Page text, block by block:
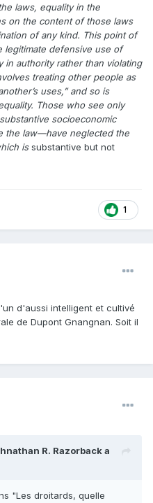
laws, equality in the
on the content of those laws
of any kind. This point of
legitimate defensive use of
authority rather than violating
treating other people as
uses,” and so is
Those who see only
socioeconomic
the law—have neglected the
issubstantive but not
1
d'aussi intelligent et cultivé
de Dupont Gnangnan. Soit il
R. Razorbacka
"Les droitards, quelle